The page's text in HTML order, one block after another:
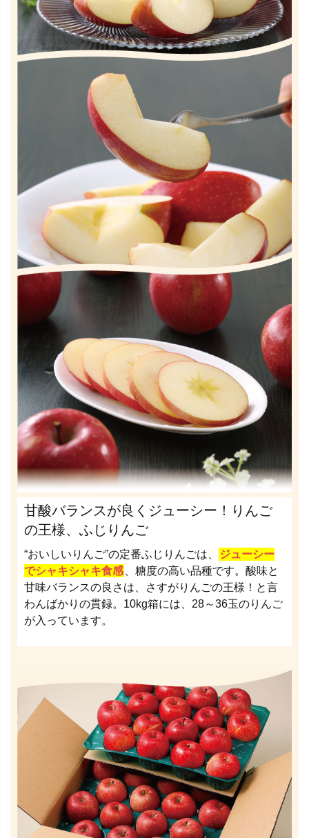
甘酸バランスが良くジューシー！りんご
の王様、ふじりんご
“おいしいりんご”の定番ふじりんごは、
ジューシー
でシャキシャキ食感 、糖度の高い品種です。酸味と
甘味バランスの良さは、さすがりんごの王様！と言
わんばかりの貫録。10kg箱には、28～36玉のりんご
が入っています。